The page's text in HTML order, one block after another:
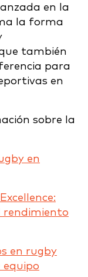
en la
la forma
también
para
en
sobre la
en
rendimiento
en rugby
equipo